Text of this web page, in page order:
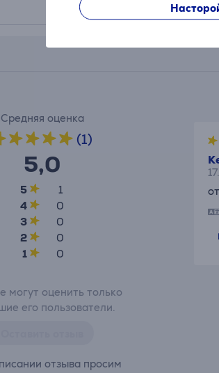
Средняя оценка
(1)
5,0
5
1
4
0
3
0
2
0
1
0
могут оценить только
его пользователи.
отзыва просим